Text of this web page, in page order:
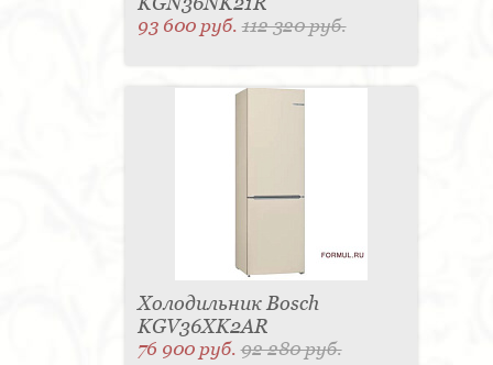
93 600 руб.112 320 руб.
Холодильник Bosch
KGV36XK2AR
76 900 руб.92 280 руб.